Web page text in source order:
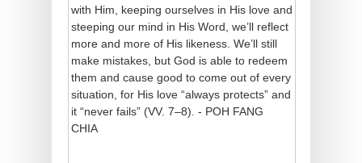
with Him, keeping ourselves in His love and
steeping our mind in His Word, we’ll reflect
more and more of His likeness. We’ll still
make mistakes, but God is able to redeem
them and cause good to come out of every
situation, for His love “always protects” and
it “never fails” (VV. 7–8). - POH FANG
CHIA